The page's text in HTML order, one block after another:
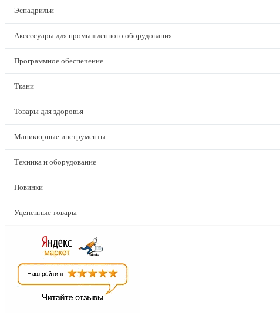
Эспадрильи
Аксессуары для промышленного оборудования
Программное обеспечение
Ткани
Товары для здоровья
Маникюрные инструменты
Техника и оборудование
Новинки
Уцененные товары